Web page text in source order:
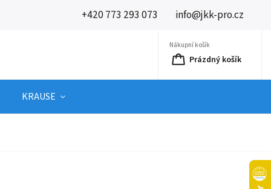
+420 773 293 073 info@jkk-pro.cz
Nákupní košík
Prázdný košík
KRAUSE